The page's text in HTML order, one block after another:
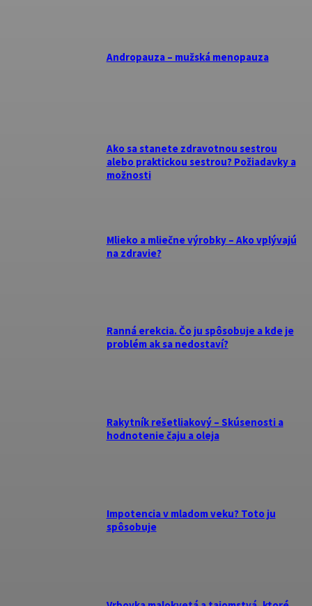
Andropauza – mužská menopauza
Ako sa stanete zdravotnou sestrou
alebo praktickou sestrou? Požiadavky a
možnosti
Mlieko a mliečne výrobky – Ako vplývajú
na zdravie?
Ranná erekcia. Čo ju spôsobuje a kde je
problém ak sa nedostaví?
Rakytník rešetliakový – Skúsenosti a
hodnotenie čaju a oleja
Impotencia v mladom veku? Toto ju
spôsobuje